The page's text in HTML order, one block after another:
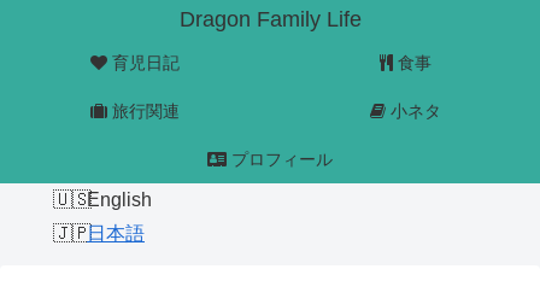
Dragon Family Life
育児日記 食事
旅行関連 小ネタ
プロフィール
English
日本語